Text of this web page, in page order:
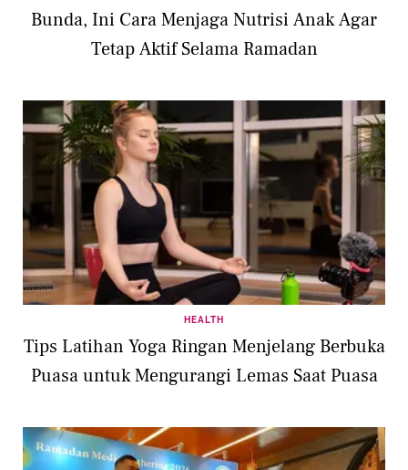
Bunda, Ini Cara Menjaga Nutrisi Anak Agar
Tetap Aktif Selama Ramadan
HEALTH
Tips Latihan Yoga Ringan Menjelang Berbuka
Puasa untuk Mengurangi Lemas Saat Puasa